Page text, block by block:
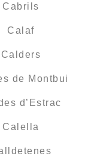
Calaf
de Montbui
d’Estrac